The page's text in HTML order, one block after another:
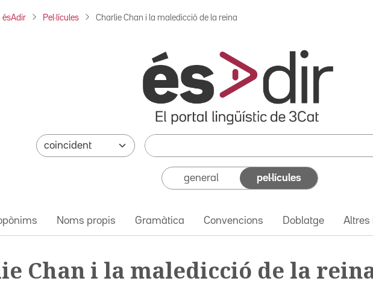
ésAdir Pel·lícules Charlie Chan i la maledicció de la reina
general pel·lícules
Noms propis Gramàtica Convencions Doblatge Altres
Chan i la maledicció de la